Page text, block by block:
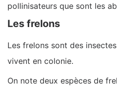
pollinisateurs que sont les
Les frelons
Les frelons sont des
vivent en colonie.
On note deux espèces de